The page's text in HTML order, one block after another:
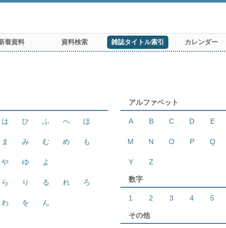
着資料 資料検索 雑誌タイトル索引 カレンダー
は ひ ふ へ ほ
ま み む め も
や ゆ よ
ら り る れ ろ
わ を ん
アルファベット
A B C D E
M N O P Q
Y Z
数字
1 2 3 4 5
その他